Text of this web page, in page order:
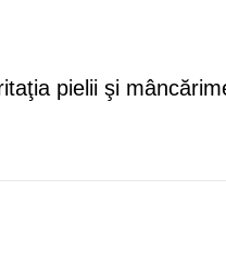
pielii şi